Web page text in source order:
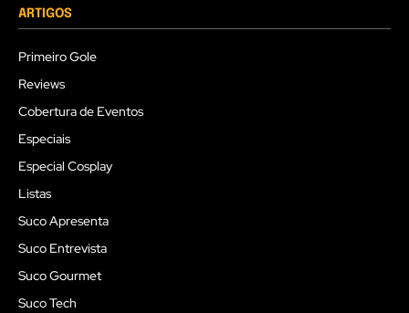
ARTIGOS
Primeiro Gole
Reviews
Cobertura de Eventos
Especiais
Especial Cosplay
Listas
Suco Apresenta
Suco Entrevista
Suco Gourmet
Suco Tech